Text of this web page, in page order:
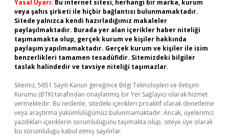
Yasal Uyarı: Bu internet sitesi, herhangi bir marka, kurum
veya şahıs şirketi ile hiçbir bağlantısı bulunmamaktadır.
Sitede yalnızca kendi hazırladığımız makaleler
paylaşılmaktadır. Burada yer alan içerikler haber niteliği
taşımamakta olup, gerçek kurum ve kişiler hakkında
paylaşım yapılmamaktadır. Gerçek kurum ve kişiler ile isim
benzerlikleri tamamen tesadüfidir. Sitemizdeki bilgiler
taslak halindedir ve tavsiye niteliği taşımazlar.
Sitemiz, 5651 Sayılı Kanun gereğince Bilgi Teknolojileri ve İletişim
Kurumu (BTK) tarafından onaylanmış bir Yer Sağlayıcı olarak hizmet
vermektedir. Bu nedenle, sitedeki içerikleri proaktif olarak denetleme
veya araştırma yükümlülüğümüz bulunmamaktadır. Ancak, üyelerimiz
yazdıkları içeriklerin sorumluluğunu taşımakta olup, siteye üye olarak
bu sorumluluğu kabul etmiş sayılırlar.